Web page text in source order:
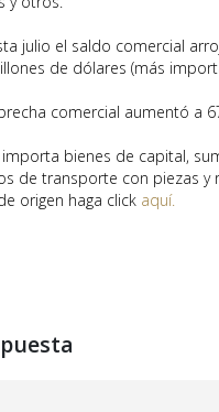
julio el saldo comercial
de dólares (más
comercial aumentó a
bienes de capital,
de transporte con piezas y
origen haga click aquí.